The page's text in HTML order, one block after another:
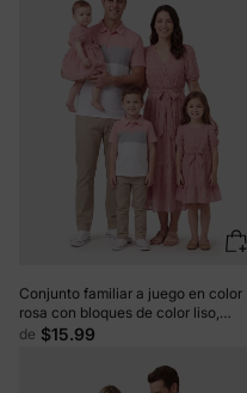
Conjunto familiar a juego en color
rosa con bloques de color liso,
cuello polo, camisa de manga corta
con volantes en rosa
de $15.99